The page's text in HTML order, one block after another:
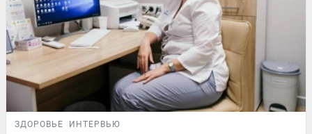
ЗДОРОВЬЕ ИНТЕРВЬЮ